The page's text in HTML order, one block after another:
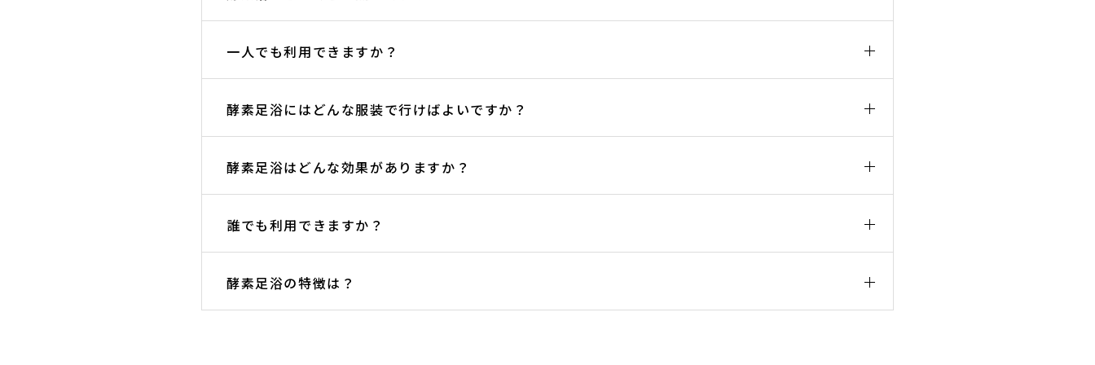
一人でも利用できますか？
酵素足浴にはどんな服装で行けばよいですか？
酵素足浴はどんな効果がありますか？
誰でも利用できますか？
酵素足浴の特徴は？